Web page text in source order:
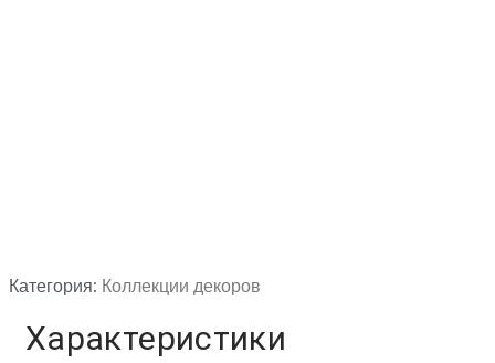
Категория: Коллекции декоров
Характеристики